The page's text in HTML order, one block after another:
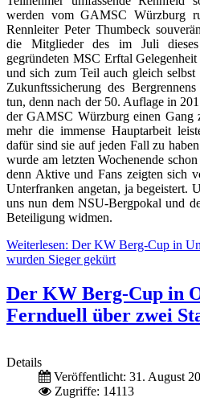
werden vom GAMSC Würzburg
Rennleiter Peter Thumbeck
die Mitglieder des im Juli
gegründeten MSC Erftal
und sich zum Teil auch gleich
Zukunftssicherung des
tun, denn nach der 50. Auflage in
der GAMSC Würzburg einen Gang
mehr die immense Hauptarbeit
dafür sind sie auf jeden Fall zu
wurde am letzten Wochenende
denn Aktive und Fans zeigten sich
Unterfranken angetan, ja begeistert.
uns nun dem NSU-Bergpokal und
Beteiligung widmen.
Weiterlesen: Der KW Berg-Cup in
wurden Sieger gekürt
Der KW Berg-Cup in
Fernduell über zwei
Details
Veröffentlicht: 31. August
Zugriffe: 14113